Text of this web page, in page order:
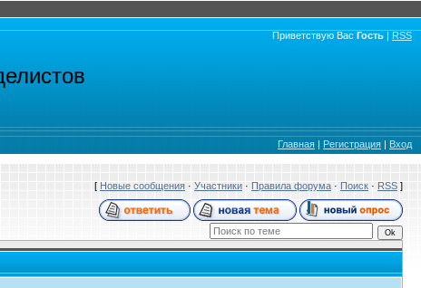
Приветствую Вас Гость | RSS
Главная | Регистрация | Вход
[ Новые сообщения · Участники · Правила форума · Поиск · RSS ]